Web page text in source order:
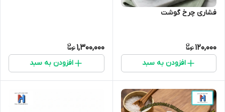
فشاری چرخ گوشت
120,000
افزودن به سبد
1,300,000
افزودن به سبد